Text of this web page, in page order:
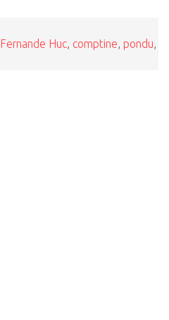
Fernande Huc, comptine, pondu,